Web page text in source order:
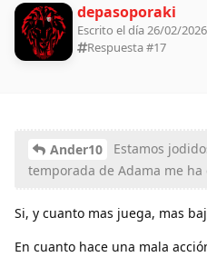
depasoporaki
Escrito el día 26/02/
Respuesta #17
Ander10
Estamos
temporada de Adama me
Si, y cuanto mas juega, mas
En cuanto hace una mala